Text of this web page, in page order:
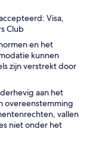
Visa,
Club
en het
kunnen
zijn verstrekt door
aan het
overeenstemming
vallen
niet onder het